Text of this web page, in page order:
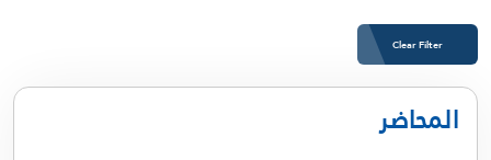
Clear Filter
المحاضر